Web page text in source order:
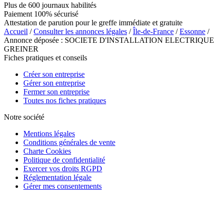
Plus de 600 journaux habilités
Paiement 100% sécurisé
Attestation de parution pour le greffe immédiate et gratuite
Accueil /Consulter les annonces légales /Île-de-France /Essonne /
Annonce déposée : SOCIETE D'INSTALLATION ELECTRIQUE
GREINER
Fiches pratiques et conseils
Créer son entreprise
Gérer son entreprise
Fermer son entreprise
Toutes nos fiches pratiques
Notre société
Mentions légales
Conditions générales de vente
Charte Cookies
Politique de confidentialité
Exercer vos droits RGPD
Réglementation légale
Gérer mes consentements